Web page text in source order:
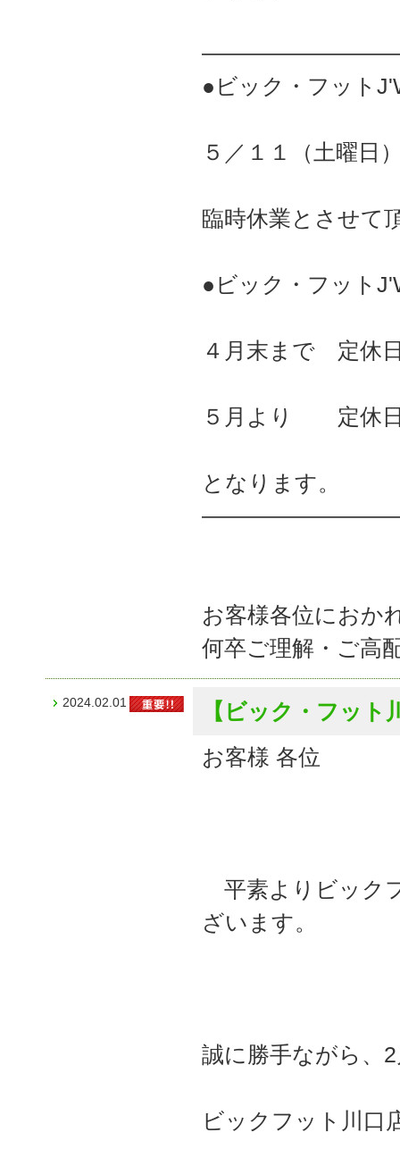
●ビック・フット
５／１１（土曜日
臨時休業とさせて
●ビック・フット
４月末まで 定休
５月より 定休
となります。
お客様各位におか
何卒ご理解・ご高
2024.02.01
【ビック・フッ
お客様 各位
平素よりビック
ざいます。
誠に勝手ながら、
ビックフット川口